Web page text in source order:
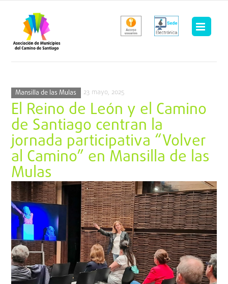
contenido
Mansilla de las Mulas 23 mayo, 2025
El Reino de León y el Camino
de Santiago centran la
jornada participativa “Volver
al Camino” en Mansilla de las
Mulas